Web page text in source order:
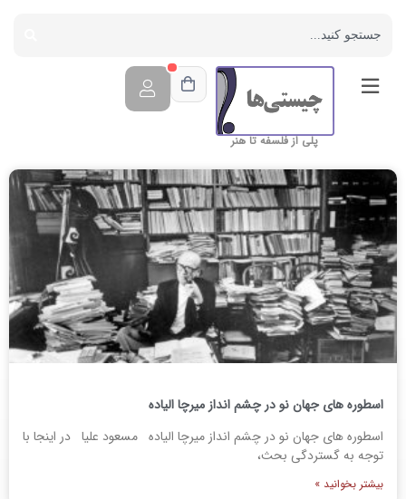
پلی از فلسفه تا هنر
اسطوره های جهان نو در چشم انداز میرچا الیاده
اسطوره های جهان نو در چشم انداز میرچا الیاده مسعود علیا در اینجا با
توجه به گستردگی بحث،
بیشتر بخوانید »